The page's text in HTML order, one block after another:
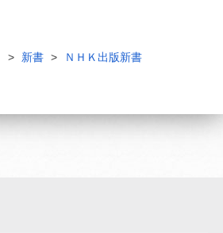
新書 ＮＨＫ出版新書